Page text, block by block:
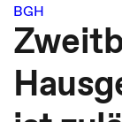
BGH